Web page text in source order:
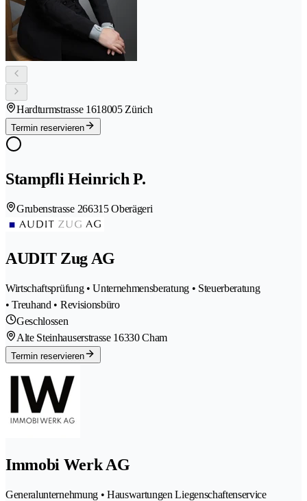
Hardturmstrasse 1618005 Zürich
Termin reservieren
Stampfli Heinrich P.
Grubenstrasse 266315 Oberägeri
AUDIT Zug AG
Wirtschaftsprüfung • Unternehmensberatung • Steuerberatung
• Treuhand • Revisionsbüro
Geschlossen
Alte Steinhauserstrasse 16330 Cham
Termin reservieren
Immobi Werk AG
Generalunternehmung • Hauswartungen Liegenschaftenservice